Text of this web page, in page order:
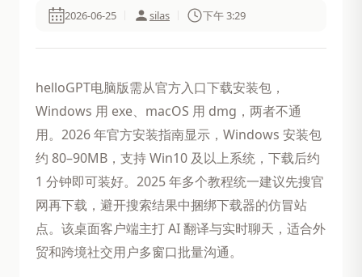
2026-06-25 silas 下午 3:29
helloGPT电脑版需从官方入口下载安装包，
Windows 用 exe、macOS 用 dmg，两者不通
用。2026 年官方安装指南显示，Windows 安装包
约 80–90MB，支持 Win10 及以上系统，下载后约
1 分钟即可装好。2025 年多个教程统一建议先搜官
网再下载，避开搜索结果中捆绑下载器的仿冒站
点。该桌面客户端主打 AI 翻译与实时聊天，适合外
贸和跨境社交用户多窗口批量沟通。